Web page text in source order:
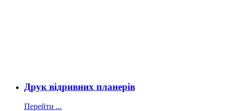
Друк відривних планерів
Перейти ...